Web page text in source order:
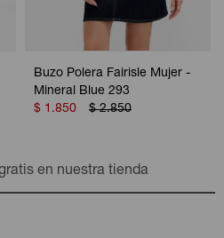
Buzo Polera Fairisle Mujer -
Mineral Blue 293
$ 1.850 $ 2.850
en nuestra tienda